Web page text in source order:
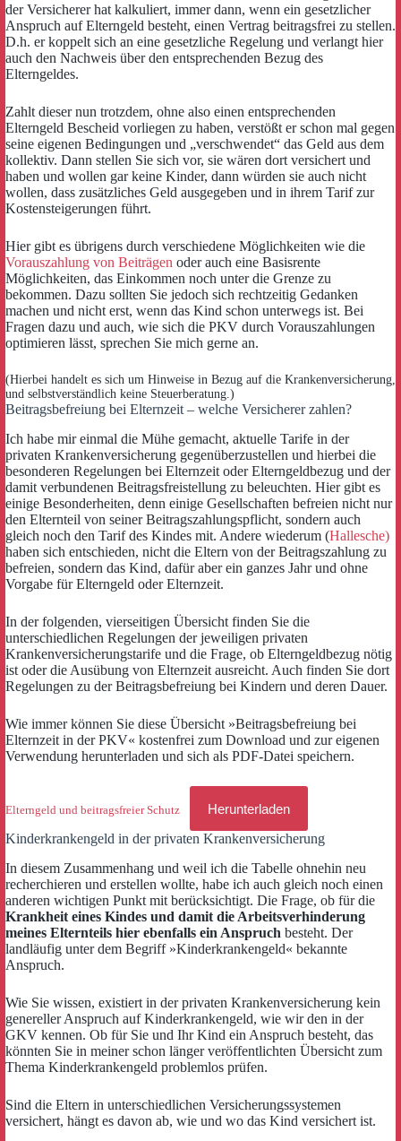
der Versicherer hat kalkuliert, immer dann, wenn ein gesetzlicher
Anspruch auf Elterngeld besteht, einen Vertrag beitragsfrei zu stellen.
D.h. er koppelt sich an eine gesetzliche Regelung und verlangt hier
auch den Nachweis über den entsprechenden Bezug des
Elterngeldes.
Zahlt dieser nun trotzdem, ohne also einen entsprechenden
Elterngeld Bescheid vorliegen zu haben, verstößt er schon mal gegen
seine eigenen Bedingungen und „verschwendet“ das Geld aus dem
kollektiv. Dann stellen Sie sich vor, sie wären dort versichert und
haben und wollen gar keine Kinder, dann würden sie auch nicht
wollen, dass zusätzliches Geld ausgegeben und in ihrem Tarif zur
Kostensteigerungen führt.
Hier gibt es übrigens durch verschiedene Möglichkeiten wie die
Vorauszahlung von Beiträgen oder auch eine Basisrente
Möglichkeiten, das Einkommen noch unter die Grenze zu
bekommen. Dazu sollten Sie jedoch sich rechtzeitig Gedanken
machen und nicht erst, wenn das Kind schon unterwegs ist. Bei
Fragen dazu und auch, wie sich die PKV durch Vorauszahlungen
optimieren lässt, sprechen Sie mich gerne an.
(Hierbei handelt es sich um Hinweise in Bezug auf die Krankenversicherung,
und selbstverständlich keine Steuerberatung.)
Beitragsbefreiung bei Elternzeit – welche Versicherer zahlen?
Ich habe mir einmal die Mühe gemacht, aktuelle Tarife in der
privaten Krankenversicherung gegenüberzustellen und hierbei die
besonderen Regelungen bei Elternzeit oder Elterngeldbezug und der
damit verbundenen Beitragsfreistellung zu beleuchten. Hier gibt es
einige Besonderheiten, denn einige Gesellschaften befreien nicht nur
den Elternteil von seiner Beitragszahlungspflicht, sondern auch
gleich noch den Tarif des Kindes mit. Andere wiederum (Hallesche)
haben sich entschieden, nicht die Eltern von der Beitragszahlung zu
befreien, sondern das Kind, dafür aber ein ganzes Jahr und ohne
Vorgabe für Elterngeld oder Elternzeit.
In der folgenden, vierseitigen Übersicht finden Sie die
unterschiedlichen Regelungen der jeweiligen privaten
Krankenversicherungstarife und die Frage, ob Elterngeldbezug nötig
ist oder die Ausübung von Elternzeit ausreicht. Auch finden Sie dort
Regelungen zu der Beitragsbefreiung bei Kindern und deren Dauer.
Wie immer können Sie diese Übersicht »Beitragsbefreiung bei
Elternzeit in der PKV« kostenfrei zum Download und zur eigenen
Verwendung herunterladen und sich als PDF-Datei speichern.
Elterngeld und beitragsfreier Schutz
Herunterladen
Kinderkrankengeld in der privaten Krankenversicherung
In diesem Zusammenhang und weil ich die Tabelle ohnehin neu
recherchieren und erstellen wollte, habe ich auch gleich noch einen
anderen wichtigen Punkt mit berücksichtigt. Die Frage, ob für die
Krankheit eines Kindes und damit die Arbeitsverhinderung
meines Elternteils hier ebenfalls ein Anspruch besteht. Der
landläufig unter dem Begriff »Kinderkrankengeld« bekannte
Anspruch.
Wie Sie wissen, existiert in der privaten Krankenversicherung kein
genereller Anspruch auf Kinderkrankengeld, wie wir den in der
GKV kennen. Ob für Sie und Ihr Kind ein Anspruch besteht, das
könnten Sie in meiner schon länger veröffentlichten Übersicht zum
Thema Kinderkrankengeld problemlos prüfen.
Sind die Eltern in unterschiedlichen Versicherungssystemen
versichert, hängt es davon ab, wie und wo das Kind versichert ist.